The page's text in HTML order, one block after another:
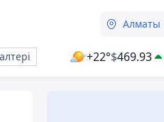
Алматы
+22°$469.93